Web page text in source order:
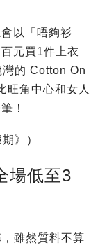
以「唔夠衫
元買1件上衣
的 Cotton On
角中心和女人
！
》）
場低至3
雖然質料不算